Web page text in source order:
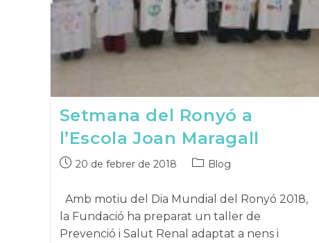
Setmana del Ronyó a
l’Escola Joan Maragall
Publicat
20 de febrer de 2018
Categoria
publicació:
Blog
Amb motiu del Dia Mundial del Ronyó 2018,
la Fundació ha preparat un taller de
Prevenció i Salut Renal adaptat a nens i